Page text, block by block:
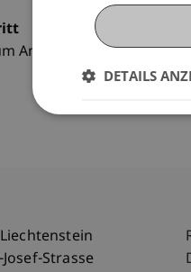
Anmeldung.
Strasse
DETAILS